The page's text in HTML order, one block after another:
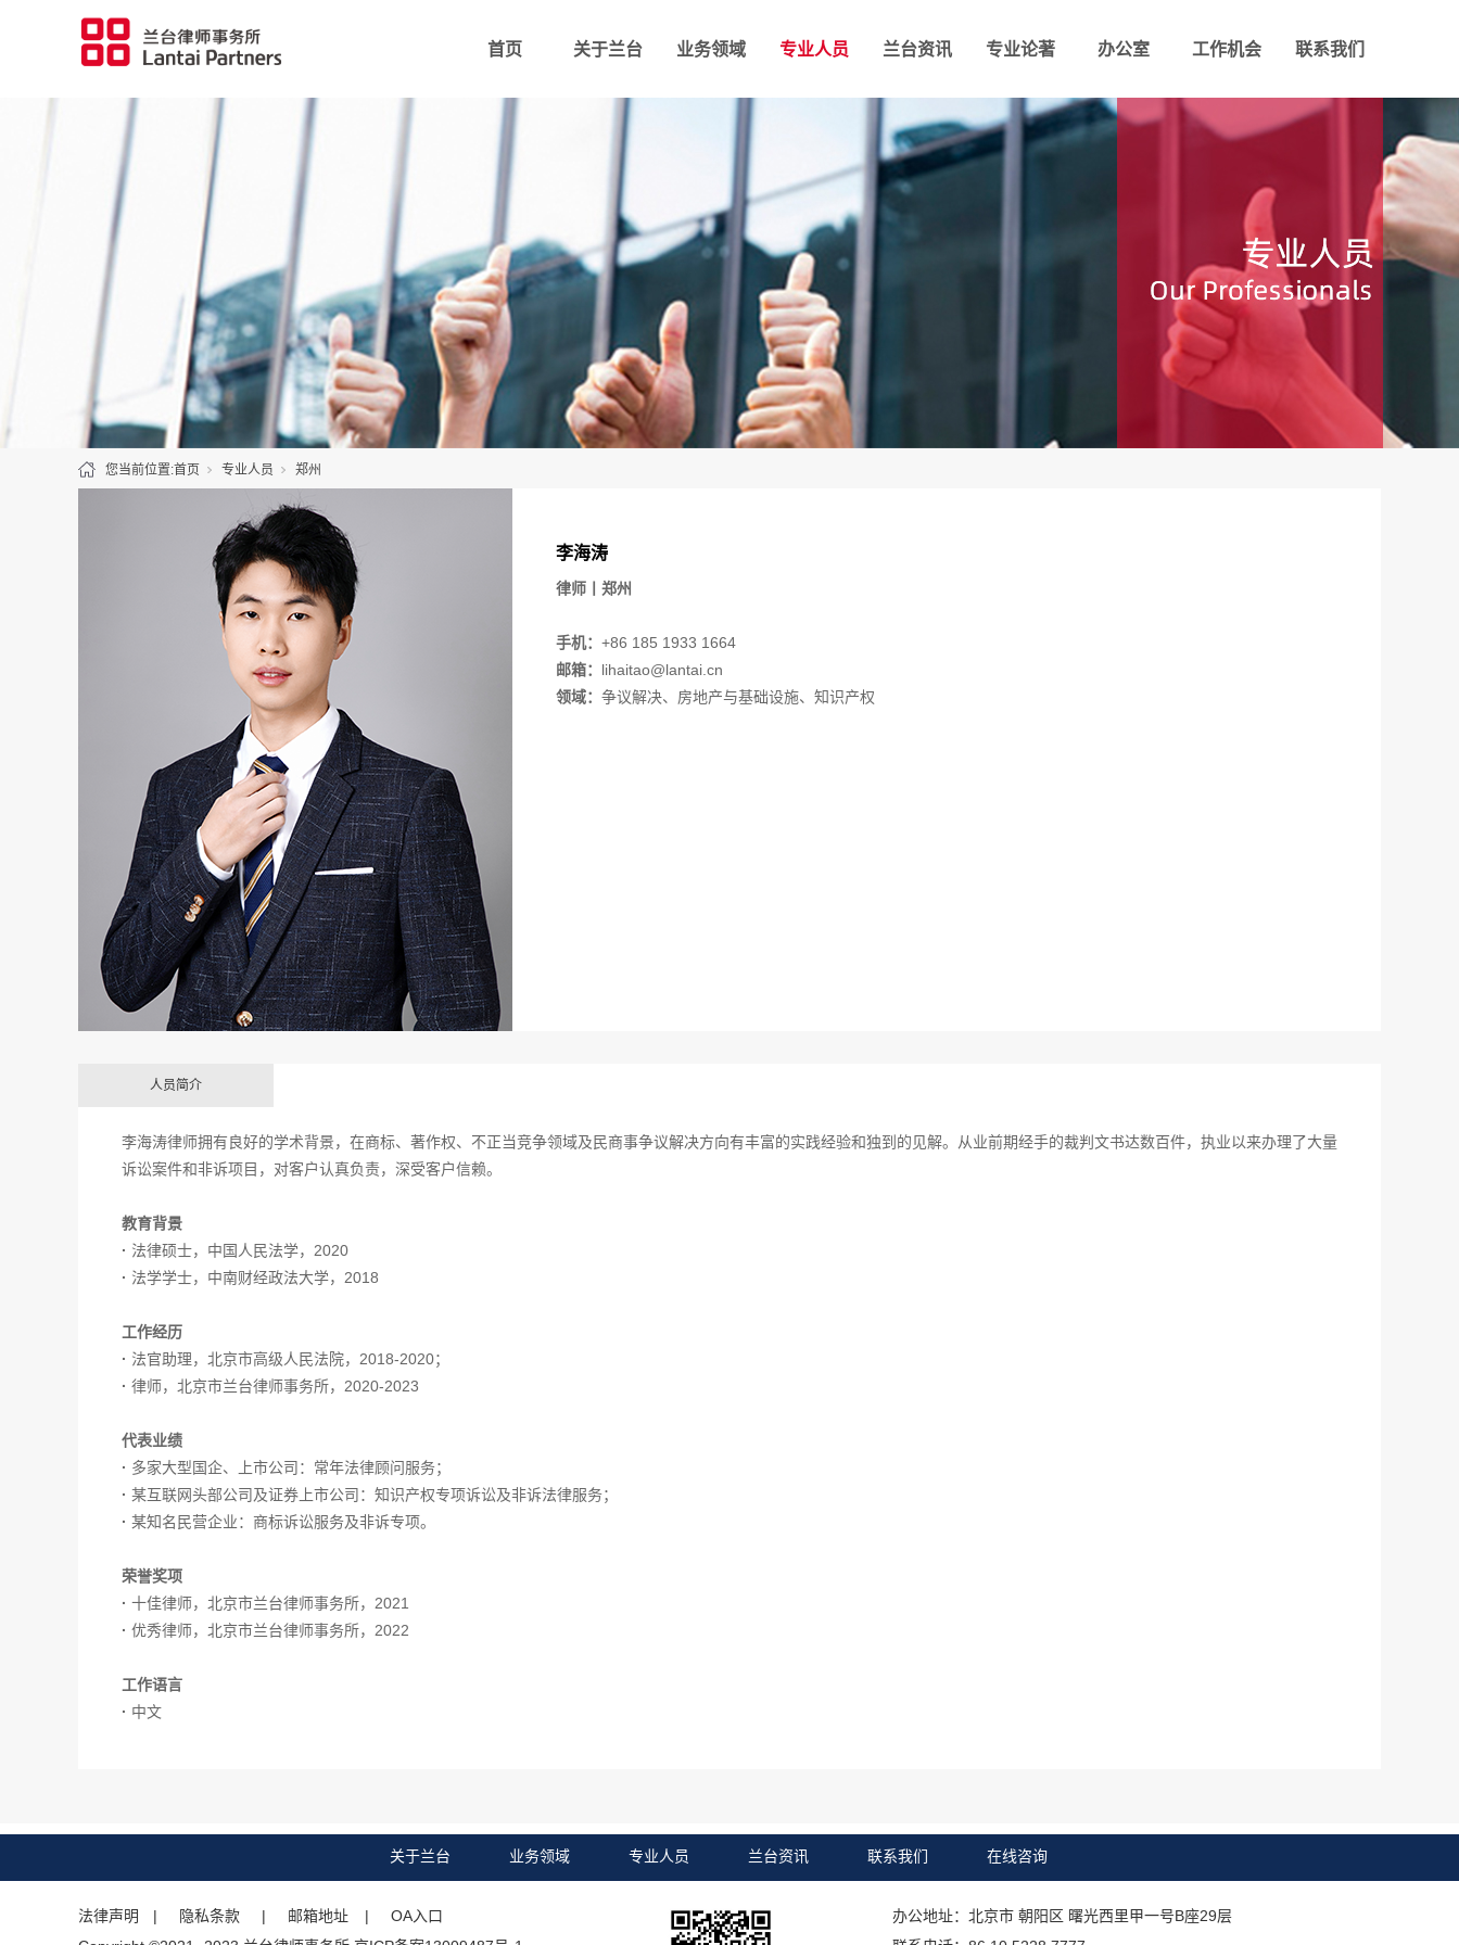
首页 关于兰台 业务领域 专业人员 兰台资讯 专业论著 办公室 工作机会 联系我们
您当前位置:首页 专业人员 郑州
李海涛
律师丨郑州
手机： +86 185 1933 1664
邮箱： lihaitao@lantai.cn
领域： 争议解决、房地产与基础设施、知识产权
人员简介
李海涛律师拥有良好的学术背景，在商标、著作权、不正当竞争领域及民商事争议解决方向有丰富的实践经验和独到的见解。从业前期经手的裁判文书达数百件，执业以来办理了大量
诉讼案件和非诉项目，对客户认真负责，深受客户信赖。
教育背景
· 法律硕士，中国人民法学，2020
· 法学学士，中南财经政法大学，2018
工作经历
· 法官助理，北京市高级人民法院，2018-2020；
· 律师，北京市兰台律师事务所，2020-2023
代表业绩
· 多家大型国企、上市公司：常年法律顾问服务；
· 某互联网头部公司及证券上市公司：知识产权专项诉讼及非诉法律服务；
· 某知名民营企业：商标诉讼服务及非诉专项。
荣誉奖项
· 十佳律师，北京市兰台律师事务所，2021
· 优秀律师，北京市兰台律师事务所，2022
工作语言
· 中文
关于兰台 业务领域 专业人员 兰台资讯 联系我们 在线咨询
法律声明 | 隐私条款 | 邮箱地址
| OA入口
办公地址：北京市 朝阳区 曙光西里甲一号B座29层